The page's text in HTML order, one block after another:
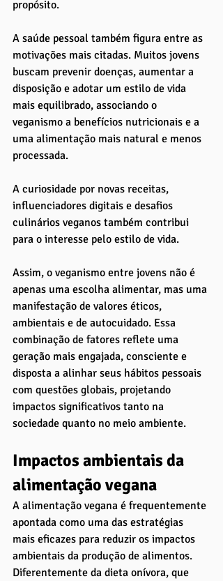
propósito.
A saúde pessoal também figura entre as
motivações mais citadas. Muitos jovens
buscam prevenir doenças, aumentar a
disposição e adotar um estilo de vida
mais equilibrado, associando o
veganismo a benefícios nutricionais e a
uma alimentação mais natural e menos
processada.
A curiosidade por novas receitas,
influenciadores digitais e desafios
culinários veganos também contribui
para o interesse pelo estilo de vida.
Assim, o veganismo entre jovens não é
apenas uma escolha alimentar, mas uma
manifestação de valores éticos,
ambientais e de autocuidado. Essa
combinação de fatores reflete uma
geração mais engajada, consciente e
disposta a alinhar seus hábitos pessoais
com questões globais, projetando
impactos significativos tanto na
sociedade quanto no meio ambiente.
Impactos ambientais da
alimentação vegana
A alimentação vegana é frequentemente
apontada como uma das estratégias
mais eficazes para reduzir os impactos
ambientais da produção de alimentos.
Diferentemente da dieta onívora, que